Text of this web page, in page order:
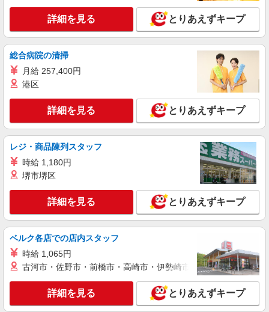
詳細を見る とりあえずキープ
総合病院の清掃
月給 257,400円
港区
詳細を見る とりあえずキープ
レジ・商品陳列スタッフ
時給 1,180円
堺市堺区
詳細を見る とりあえずキープ
ベルク各店での店内スタッフ
時給 1,065円
古河市・佐野市・前橋市・高崎市・伊勢崎市・太田市・館林市
詳細を見る とりあえずキープ